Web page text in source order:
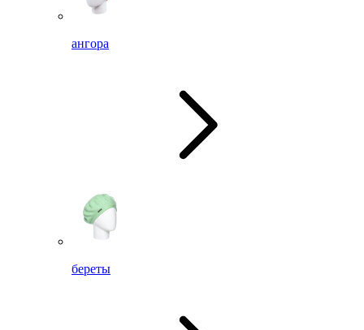
ангора
береты